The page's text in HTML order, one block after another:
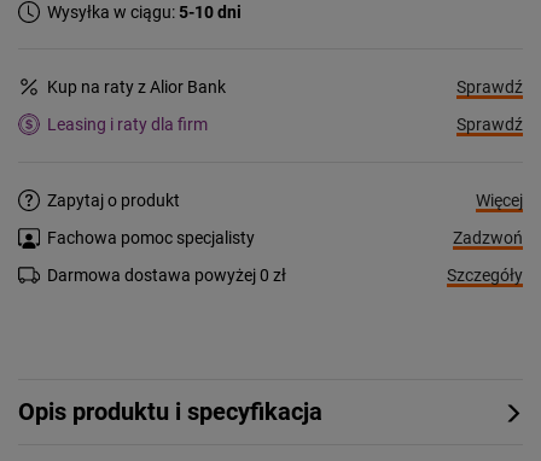
Wysyłka w ciągu:5-10 dni
Kup na raty z Alior Bank
Sprawdź
Leasing i raty dla firm
Sprawdź
Zapytaj o produkt
Więcej
Fachowa pomoc specjalisty
Zadzwoń
Darmowa dostawa powyżej 0 zł
Szczegóły
Opis produktu i specyfikacja